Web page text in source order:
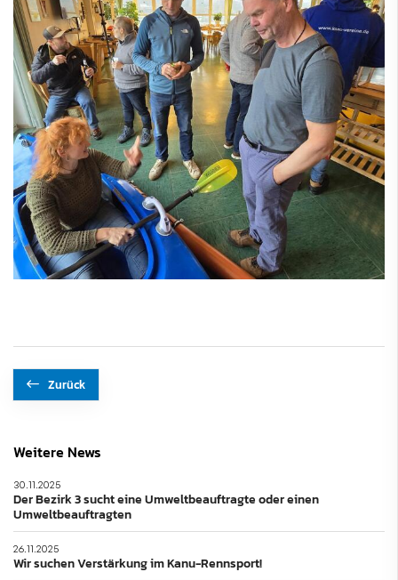
Zurück
Weitere News
30.11.2025
Der Bezirk 3 sucht eine Umweltbeauftragte oder einen
Umweltbeauftragten
26.11.2025
Wir suchen Verstärkung im Kanu-Rennsport!